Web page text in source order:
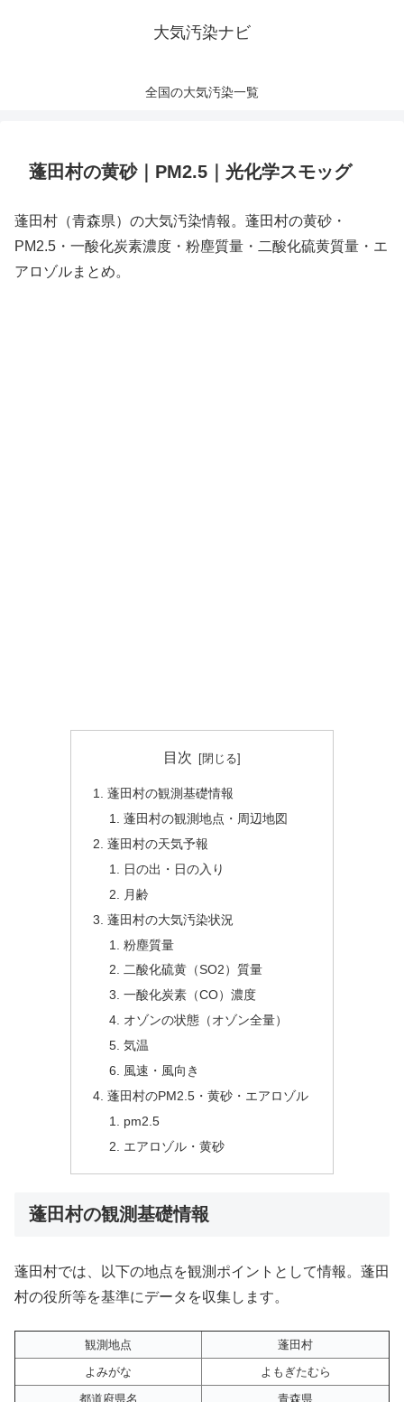
大気汚染ナビ
全国の大気汚染一覧
蓬田村の黄砂｜PM2.5｜光化学スモッグ
蓬田村（青森県）の大気汚染情報。蓬田村の黄砂・
PM2.5・一酸化炭素濃度・粉塵質量・二酸化硫黄質量・エ
アロゾルまとめ。
目次
蓬田村の観測基礎情報
蓬田村の観測地点・周辺地図
蓬田村の天気予報
日の出・日の入り
月齢
蓬田村の大気汚染状況
粉塵質量
二酸化硫黄（SO2）質量
一酸化炭素（CO）濃度
オゾンの状態（オゾン全量）
気温
風速・風向き
蓬田村のPM2.5・黄砂・エアロゾル
pm2.5
エアロゾル・黄砂
蓬田村の観測基礎情報
蓬田村では、以下の地点を観測ポイントとして情報。蓬田
村の役所等を基準にデータを収集します。
観測地点
蓬田村
よみがな
よもぎたむら
都道府県名
青森県